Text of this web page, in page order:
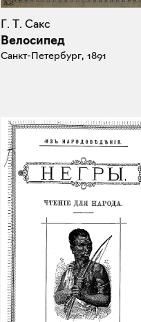
Г. Т. Сакс
Велосипед
Санкт-Петербург, 1891